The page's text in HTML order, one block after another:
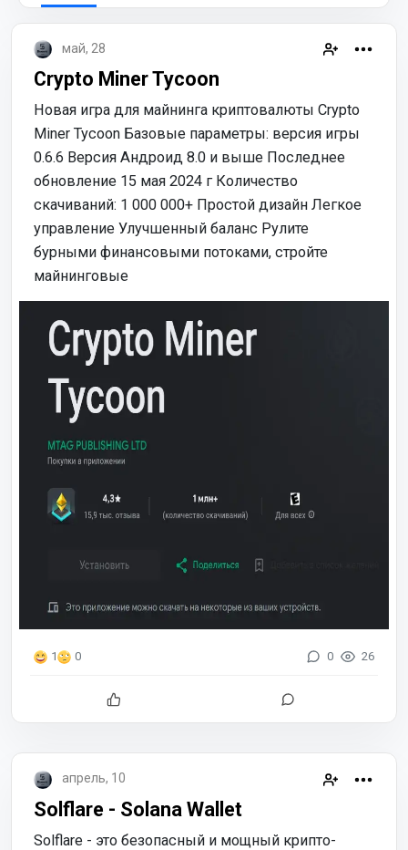
май, 28
Crypto Miner Tycoon
Новая игра для майнинга криптовалюты Crypto
Miner Tycoon Базовые параметры: версия игры
0.6.6 Версия Андроид 8.0 и выше Последнее
обновление 15 мая 2024 г Количество
скачиваний: 1 000 000+ Простой дизайн Легкое
управление Улучшенный баланс Рулите
бурными финансовыми потоками, стройте
майнинговые
1 0 0 26
апрель, 10
Solflare - Solana Wallet
Solflare - это безопасный и мощный крипто-